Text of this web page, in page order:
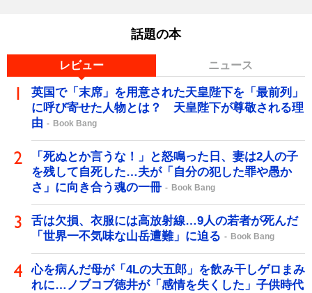
話題の本
レビュー ニュース
英国で「末席」を用意された天皇陛下を「最前列」
に呼び寄せた人物とは？ 天皇陛下が尊敬される理
由
Book Bang
「死ぬとか言うな！」と怒鳴った日、妻は2人の子
を残して自死した…夫が「自分の犯した罪や愚か
さ」に向き合う魂の一冊
Book Bang
舌は欠損、衣服には高放射線…9人の若者が死んだ
「世界一不気味な山岳遭難」に迫る
Book Bang
心を病んだ母が「4Lの大五郎」を飲み干しゲロまみ
れに…ノブコブ徳井が「感情を失くした」子供時代